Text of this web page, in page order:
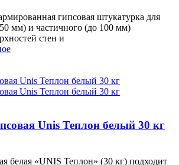
гипсовая штукатурка для
мм) и частичного (до 100 мм)
стен и
Unis Теплон белый 30 кг
белая «UNIS Теплон» (30 кг) подходит